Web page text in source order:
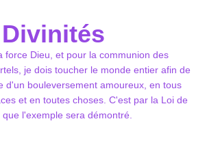
Divinités
force Dieu, et pour la communion des
je dois toucher le monde entier afin de
d'un bouleversement amoureux, en tous
et en toutes choses. C'est par la Loi de
que l'exemple sera démontré.